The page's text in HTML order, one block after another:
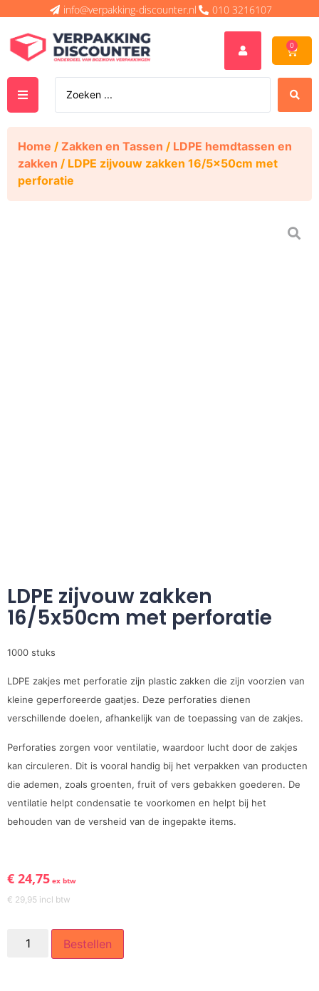
info@verpakking-discounter.nl 010 3216107
0
Home / Zakken en Tassen / LDPE hemdtassen en
zakken / LDPE zijvouw zakken 16/5x50cm met
perforatie
LDPE zijvouw zakken
16/5x50cm met perforatie
1000 stuks
LDPE zakjes met perforatie zijn plastic zakken die zijn voorzien van
kleine geperforeerde gaatjes. Deze perforaties dienen
verschillende doelen, afhankelijk van de toepassing van de zakjes.
Perforaties zorgen voor ventilatie, waardoor lucht door de zakjes
kan circuleren. Dit is vooral handig bij het verpakken van producten
die ademen, zoals groenten, fruit of vers gebakken goederen. De
ventilatie helpt condensatie te voorkomen en helpt bij het
behouden van de versheid van de ingepakte items.
€ 24,75 ex btw
€ 29,95 incl btw
Bestellen